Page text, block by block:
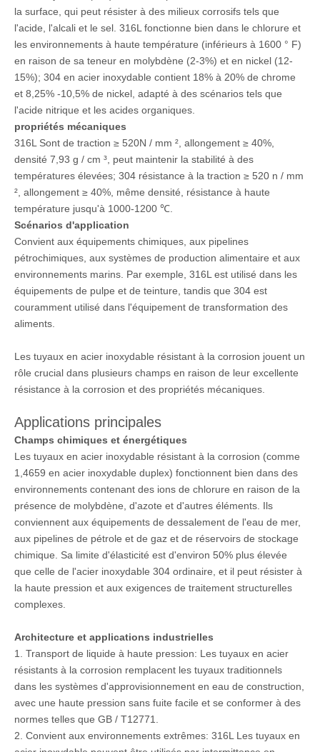
la surface, qui peut résister à des milieux corrosifs tels que
l'acide, l'alcali et le sel. 316L fonctionne bien dans le chlorure et
les environnements à haute température (inférieurs à 1600 ° F)
en raison de sa teneur en molybdène (2-3%) et en nickel (12-
15%); 304 en acier inoxydable contient 18% à 20% de chrome
et 8,25% -10,5% de nickel, adapté à des scénarios tels que
l'acide nitrique et les acides organiques. ‌
propriétés mécaniques
316L Sont de traction ≥ 520N / mm ², allongement ≥ 40%,
densité 7,93 g / cm ³, peut maintenir la stabilité à des
températures élevées; 304 résistance à la traction ≥ 520 n / mm
², allongement ≥ 40%, même densité, résistance à haute
température jusqu'à 1000-1200 ℃. ‌
Scénarios d'application
Convient aux équipements chimiques, aux pipelines
pétrochimiques, aux systèmes de production alimentaire et aux
environnements marins. Par exemple, 316L est utilisé dans les
équipements de pulpe et de teinture, tandis que 304 est
couramment utilisé dans l'équipement de transformation des
aliments.
Les tuyaux en acier inoxydable résistant à la corrosion jouent un
rôle crucial dans plusieurs champs en raison de leur excellente
résistance à la corrosion et des propriétés mécaniques.
Applications principales
Champs chimiques et énergétiques
Les tuyaux en acier inoxydable résistant à la corrosion (comme
1,4659 en acier inoxydable duplex) fonctionnent bien dans des
environnements contenant des ions de chlorure en raison de la
présence de molybdène, d'azote et d'autres éléments. Ils
conviennent aux équipements de dessalement de l'eau de mer,
aux pipelines de pétrole et de gaz et de réservoirs de stockage
chimique. Sa limite d'élasticité est d'environ 50% plus élevée
que celle de l'acier inoxydable 304 ordinaire, et il peut résister à
la haute pression et aux exigences de traitement structurelles
complexes. ‌
Architecture et applications industrielles
1. Transport de liquide à haute pression: Les tuyaux en acier
résistants à la corrosion remplacent les tuyaux traditionnels
dans les systèmes d'approvisionnement en eau de construction,
avec une haute pression sans fuite facile et se conformer à des
normes telles que GB / T12771. ‌
2. Convient aux environnements extrêmes: 316L Les tuyaux en